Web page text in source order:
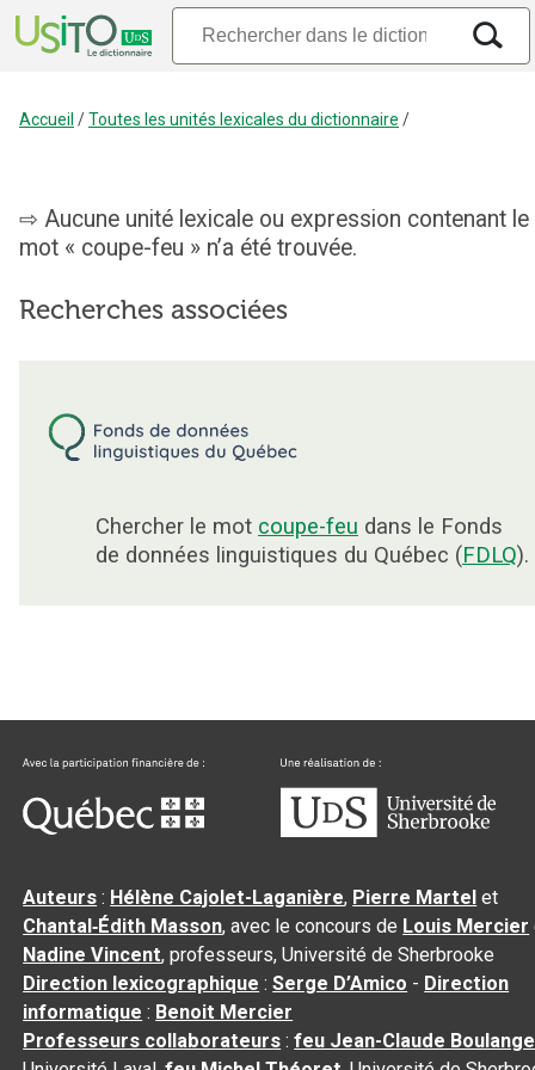
Accueil /Toutes les unités lexicales du dictionnaire /
Aucune unité lexicale ou expression contenant le
mot « coupe-feu » n’a été trouvée.
Recherches associées
Chercher le mot coupe-feu dans le Fonds
de données linguistiques du Québec (FDLQ).
Auteurs : Hélène Cajolet-Laganière, Pierre Martel et
Chantal‑Édith Masson, avec le concours de Louis Mercier
Nadine Vincent, professeurs, Université de Sherbrooke
Direction lexicographique :Serge D’Amico - Direction
informatique : Benoit Mercier
Professeurs collaborateurs :feu Jean-Claude